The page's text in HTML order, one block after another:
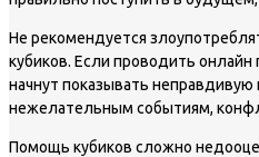
Не рекомендуется
кубиков. Если проводить онлайн
начнут показывать
нежелательным событиям,
Помощь кубиков сложно